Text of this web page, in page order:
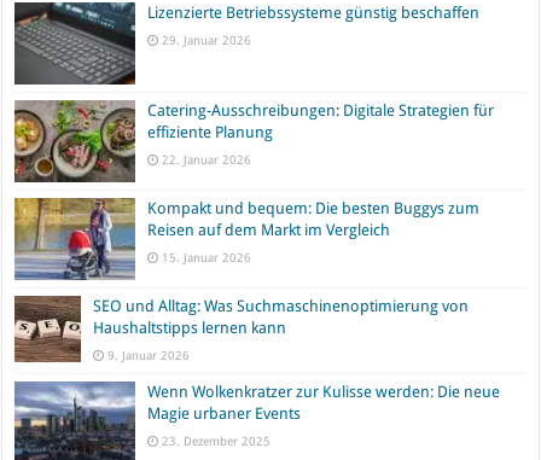
Lizenzierte Betriebssysteme günstig beschaffen
29. Januar 2026
Catering-Ausschreibungen: Digitale Strategien für
effiziente Planung
22. Januar 2026
Kompakt und bequem: Die besten Buggys zum
Reisen auf dem Markt im Vergleich
15. Januar 2026
SEO und Alltag: Was Suchmaschinenoptimierung von
Haushaltstipps lernen kann
9. Januar 2026
Wenn Wolkenkratzer zur Kulisse werden: Die neue
Magie urbaner Events
23. Dezember 2025